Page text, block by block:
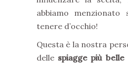
abbiamo menzionato
tenere d’occhio!
Questa è la nostra
delle spiagge più belle